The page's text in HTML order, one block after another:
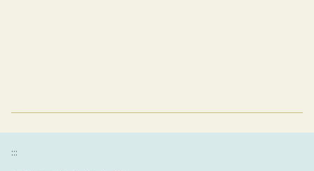
:::